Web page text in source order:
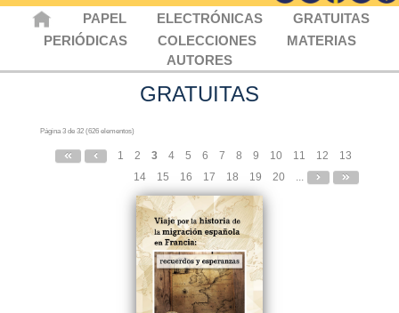
PAPEL ELECTRÓNICAS
GRATUITAS
PERIÓDICAS
COLECCIONES
MATERIAS
AUTORES
GRATUITAS
Página 3 de 32 (626 elementos)
1 2 3 4 5 6 7 8 9 10 11 12
13
14
15 16 17 18 19 20